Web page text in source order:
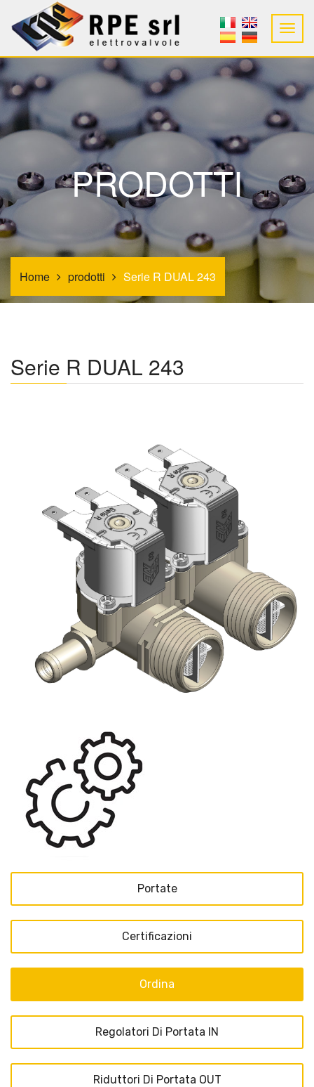
PRODOTTI
Home prodotti Serie R DUAL 243
Serie R DUAL 243
Portate
Certificazioni
Ordina
Regolatori Di Portata IN
Riduttori Di Portata OUT